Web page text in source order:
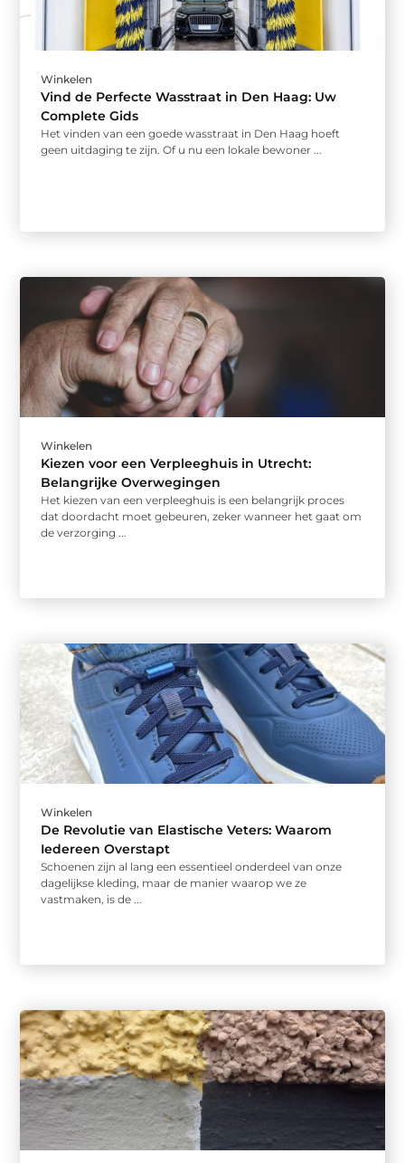
Winkelen
Vind de Perfecte Wasstraat in Den Haag: Uw
Complete Gids
Het vinden van een goede wasstraat in Den Haag hoeft
geen uitdaging te zijn. Of u nu een lokale bewoner ...
Winkelen
Kiezen voor een Verpleeghuis in Utrecht:
Belangrijke Overwegingen
Het kiezen van een verpleeghuis is een belangrijk proces
dat doordacht moet gebeuren, zeker wanneer het gaat om
de verzorging ...
Winkelen
De Revolutie van Elastische Veters: Waarom
Iedereen Overstapt
Schoenen zijn al lang een essentieel onderdeel van onze
dagelijkse kleding, maar de manier waarop we ze
vastmaken, is de ...